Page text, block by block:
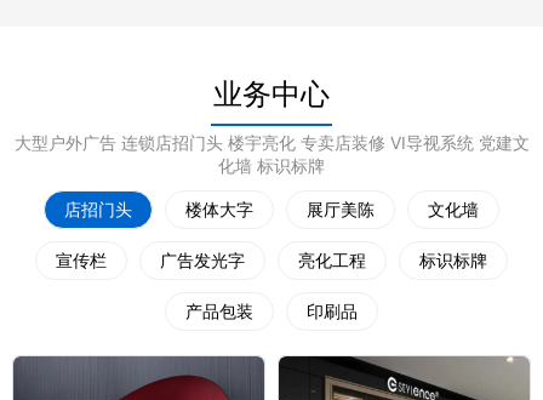
业务中心
大型户外广告 连锁店招门头 楼宇亮化 专卖店装修 VI导视系统 党建文
化墙 标识标牌
店招门头 楼体大字 展厅美陈 文化墙
宣传栏 广告发光字 亮化工程 标识标牌
产品包装 印刷品